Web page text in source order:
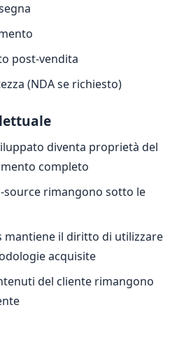
post-vendita
(NDA se richiesto)
diventa proprietà del
completo
rimangono sotto le
mantiene il diritto di utilizzare
acquisite
del cliente rimangono